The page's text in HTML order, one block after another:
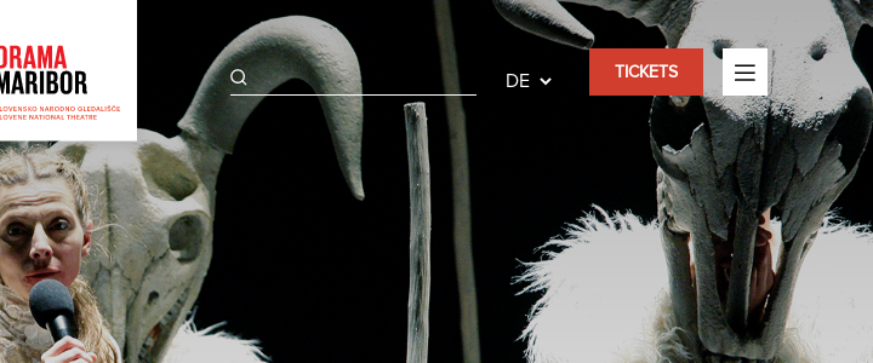
TICKETS